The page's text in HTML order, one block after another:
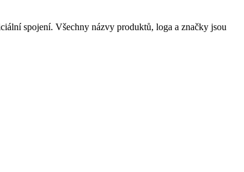
spojení. Všechny názvy produktů, loga a značky jsou